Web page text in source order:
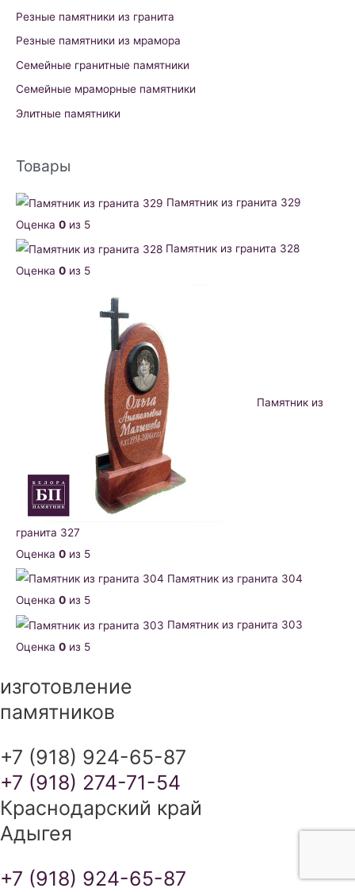
Резные памятники из гранита
Резные памятники из мрамора
Семейные гранитные памятники
Семейные мраморные памятники
Элитные памятники
Товары
Памятник из гранита 329
Оценка 0 из 5
Памятник из гранита 328
Оценка 0 из 5
Памятник из
гранита 327
Оценка 0 из 5
Памятник из гранита 304
Оценка 0 из 5
Памятник из гранита 303
Оценка 0 из 5
изготовление
памятников
+7 (918) 924-65-87
+7 (918) 274-71-54
Краснодарский край
Адыгея
+7 (918) 924-65-87